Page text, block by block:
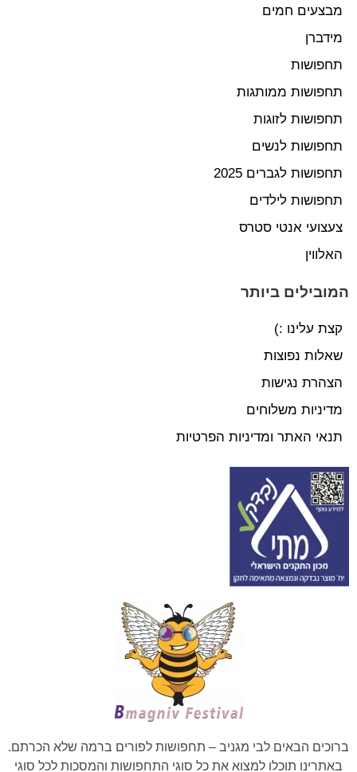
מבצעים חמים
מידברן
תחפושות
תחפושות ממותגות
תחפושות לזוגות
תחפושות לנשים
תחפושות לגברים 2025
תחפושות לילדים
צעצועי אנטי סטרס
האלווין
המובילים ביותר
קצת עלינו :)
שאלות נפוצות
הצהרת נגישות
מדיניות משלוחים
תנאי האתר ומדיניות הפרטיות
ברוכים הבאים לבי מגניב – תחפושות לפורים ברמה שלא הכרתם.
באתרינו תוכלו למצוא את כל סוגי התחפושות והמסכות לכל סוגי